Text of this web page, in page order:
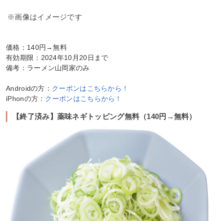
※画像はイメージです
価格：140円→無料
有効期限：2024年10月20日まで
備考：ラーメン山岡家のみ
Androidの方： クーポンはこちらから！
iPhonの方： クーポンはこちらから！
【終了済み】薬味ネギトッピング無料（140円→無料）